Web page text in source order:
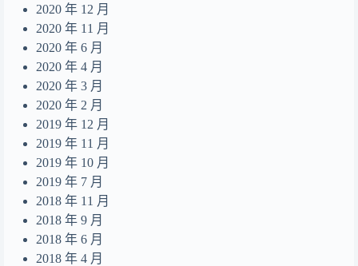
2020 年 12 月
2020 年 11 月
2020 年 6 月
2020 年 4 月
2020 年 3 月
2020 年 2 月
2019 年 12 月
2019 年 11 月
2019 年 10 月
2019 年 7 月
2018 年 11 月
2018 年 9 月
2018 年 6 月
2018 年 4 月